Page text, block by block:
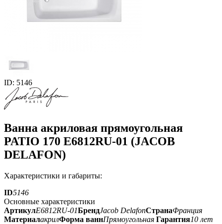
ID: 5146
Ванна акриловая прямоугольная
PATIO 170 E6812RU-01 (JACOB
DELAFON)
Характеристики и габариты:
ID5146
Основные характеристики
АртикулE6812RU-01БрендJacob DelafonСтранаФранция
МатериалакрилФорма ваннПрямоугольная Гарантия10 лет